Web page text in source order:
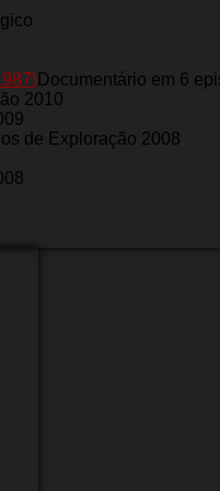
Documentário em 6
2010
de Exploração 2008